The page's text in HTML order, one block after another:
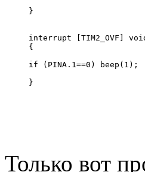
}
interrupt [TIM2_OVF]
{
if (PINA.1==0) beep(1);
}
Только вот